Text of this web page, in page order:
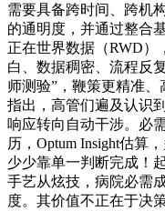
需要具备跨时间、跨机
的通明度，并通过整合
正在世界数据（RWD）
白、数据稠密、流程反
师测验”，鞭策更精准
指出，高管们遍及认识
响应转向自动干涉。必
历，Optum Insight估算
少少靠单一判断完成！
手艺从炫技，病院必需
度。其价值不正在于决